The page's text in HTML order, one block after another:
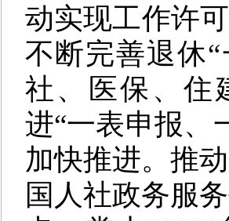
动实现工作许
不断完善退休
社、医保、住
进“一表申报、
加快推进。推
国人社政务服